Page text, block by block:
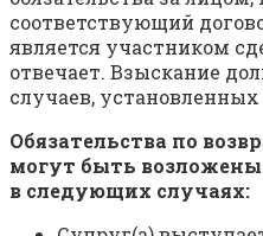
соответствующий
является участником
отвечает. Взыскание
случаев,
Обязательства по
могут быть
в следующих случаях: